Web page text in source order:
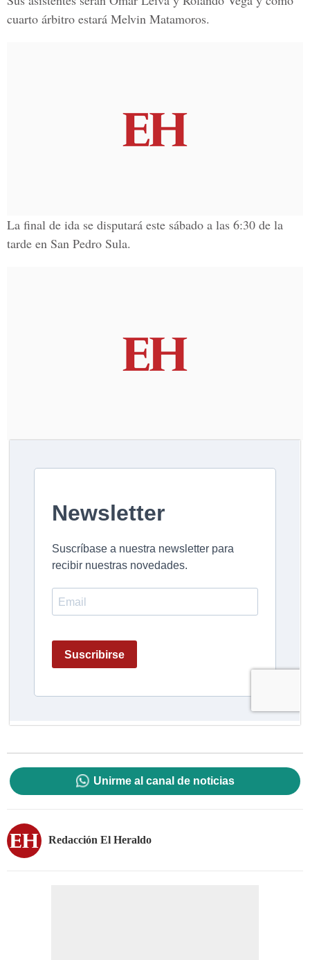
cuarto árbitro estará Melvin Matamoros.
La final de ida se disputará este sábado a las 6:30 de la
tarde en San Pedro Sula.
Unirme al canal de noticias
Redacción El Heraldo